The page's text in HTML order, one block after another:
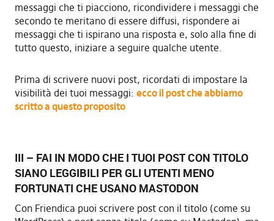
messaggi che ti piacciono, ricondividere i messaggi che
secondo te meritano di essere diffusi, rispondere ai
messaggi che ti ispirano una risposta e, solo alla fine di
tutto questo, iniziare a seguire qualche utente.
Prima di scrivere nuovi post, ricordati di impostare la
visibilità dei tuoi messaggi: ecco il post che abbiamo
scritto a questo proposito
III – FAI IN MODO CHE I TUOI POST CON TITOLO
SIANO LEGGIBILI PER GLI UTENTI MENO
FORTUNATI CHE USANO MASTODON
Con Friendica puoi scrivere post con il titolo (come su